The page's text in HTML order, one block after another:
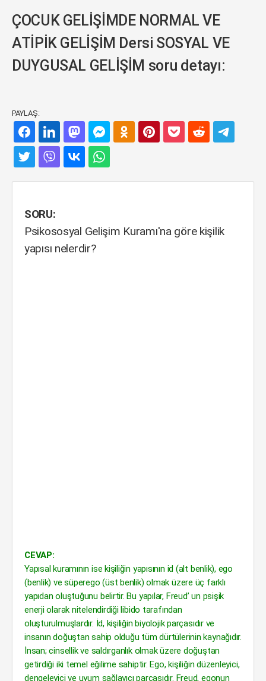
ÇOCUK GELİŞİMDE NORMAL VE
ATİPİK GELİŞİM Dersi SOSYAL VE
DUYGUSAL GELİŞİM soru detayı:
PAYLAŞ:
SORU:
Psikososyal Gelişim Kuramı'na göre kişilik
yapısı nelerdir?
CEVAP:
Yapısal kuramının ise kişiliğin yapısının id (alt benlik), ego
(benlik) ve süperego (üst benlik) olmak üzere üç farklı
yapıdan oluştuğunu belirtir. Bu yapılar, Freud’ un psişik
enerji olarak nitelendirdiği libido tarafından
oluşturulmuşlardır. İd, kişiliğin biyolojik parçasıdır ve
insanın doğuştan sahip olduğu tüm dürtülerinin kaynağıdır.
İnsan; cinsellik ve saldırganlık olmak üzere doğuştan
getirdiği iki temel eğilime sahiptir. Ego, kişiliğin düzenleyici,
dengeleyici ve uyum sağlayıcı parçasıdır. Freud, egonun